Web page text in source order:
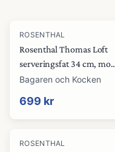
ROSENTHAL
Rosenthal Thomas Loft
serveringsfat 34 cm,
grey
Bagaren och Kocken
699 kr
-36%
ROSENTHAL